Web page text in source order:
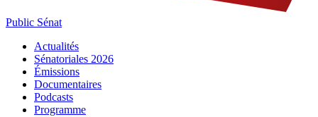
Public Sénat
Actualités
Sénatoriales 2026
Émissions
Documentaires
Podcasts
Programme